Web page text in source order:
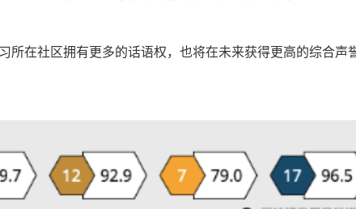
在社区拥有更多的话语权，也将在未来获得更高的综合声